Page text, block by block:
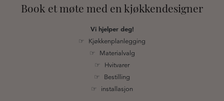
Book et møte med en kjøkkendesigner
Vi hjelper deg!
☞ Kjøkkenplanlegging
☞ Materialvalg
☞ Hvitvarer
☞ Bestilling
☞ installasjon